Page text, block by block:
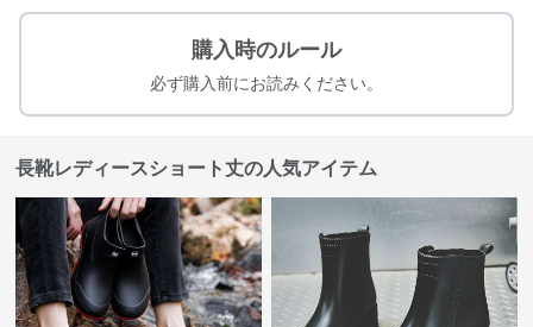
購入時のルール
必ず購入前にお読みください。
長靴レディースショート丈の人気アイテム